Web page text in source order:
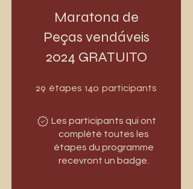
Maratona de
Peças vendáveis
2024 GRATUITO
29 étapes 29 étapes
140 participants
Les participants qui ont
complété toutes les
étapes du programme
recevront un badge.